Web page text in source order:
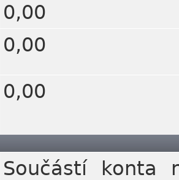
0,00
0,00
0,00
Součástí konta